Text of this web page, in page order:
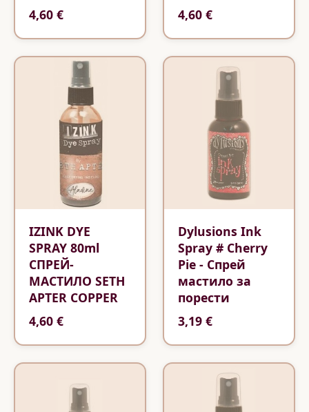
4,60 €
4,60 €
IZINK DYE
SPRAY 80ml
СПРЕЙ-
МАСТИЛО SETH
APTER COPPER
4,60 €
Dylusions Ink
Spray # Cherry
Pie - Спрей
мастило за
порести
3,19 €